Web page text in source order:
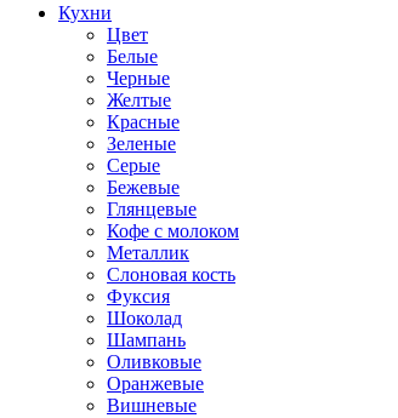
Кухни
Цвет
Белые
Черные
Желтые
Красные
Зеленые
Серые
Бежевые
Глянцевые
Кофе с молоком
Металлик
Слоновая кость
Фуксия
Шоколад
Шампань
Оливковые
Оранжевые
Вишневые